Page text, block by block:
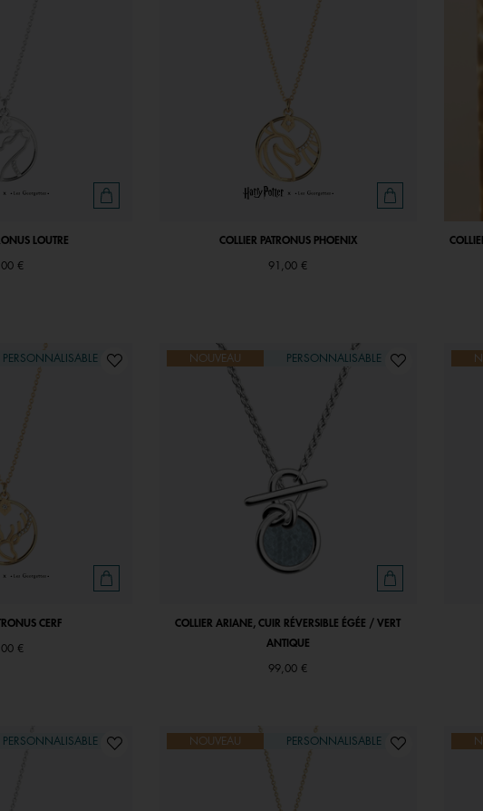
LOUTRE
€
COLLIER PATRONUS PHOENIX
91,00 €
PERSONNALISABLE
CERF
€
NOUVEAU PERSONNALISABLE
COLLIER ARIANE, CUIR RÉVERSIBLE ÉGÉE / VERT
ANTIQUE
99,00 €
PERSONNALISABLE NOUVEAU PERSONNALISABLE